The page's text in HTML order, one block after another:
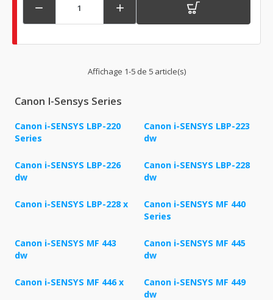
 
Affichage 1-5 de 5 article(s)
Canon I-Sensys Series
Canon i-SENSYS LBP-220
Series
Canon i-SENSYS LBP-223
dw
Canon i-SENSYS LBP-226
dw
Canon i-SENSYS LBP-228
dw
Canon i-SENSYS LBP-228 x
Canon i-SENSYS MF 440
Series
Canon i-SENSYS MF 443
dw
Canon i-SENSYS MF 445
dw
Canon i-SENSYS MF 446 x
Canon i-SENSYS MF 449
dw